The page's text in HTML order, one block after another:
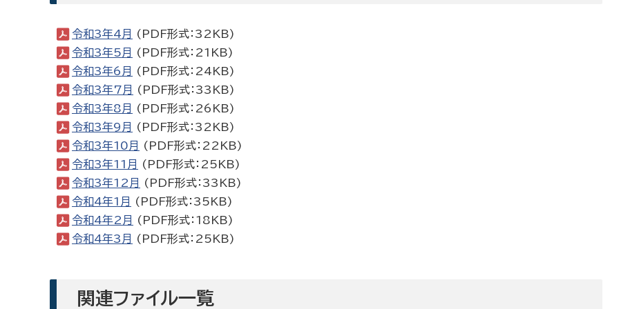
令和3年4月
(PDF形式：32KB)
令和3年5月
(PDF形式：21KB)
令和3年6月
(PDF形式：24KB)
令和3年7月
(PDF形式：33KB)
令和3年8月
(PDF形式：26KB)
令和3年9月
(PDF形式：32KB)
令和3年10月
(PDF形式：22KB)
令和3年11月
(PDF形式：25KB)
令和3年12月
(PDF形式：33KB)
令和4年1月
(PDF形式：35KB)
令和4年2月
(PDF形式：18KB)
令和4年3月
(PDF形式：25KB)
関連ファイル一覧